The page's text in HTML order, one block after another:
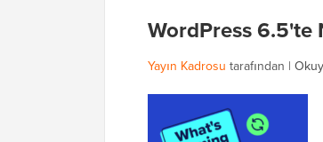
WordPress 6.5'te
Yayın Kadrosu tarafından |